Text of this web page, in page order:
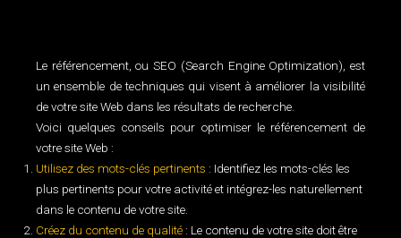
Le référencement, ou SEO (Search Engine Optimization), est
un ensemble de techniques qui visent à améliorer la visibilité
de votre site Web dans les résultats de recherche.
Voici quelques conseils pour optimiser le référencement de
votre site Web :
Utilisez des mots-clés pertinents : Identifiez les mots-clés les
plus pertinents pour votre activité et intégrez-les naturellement
dans le contenu de votre site.
Créez du contenu de qualité : Le contenu de votre site doit être